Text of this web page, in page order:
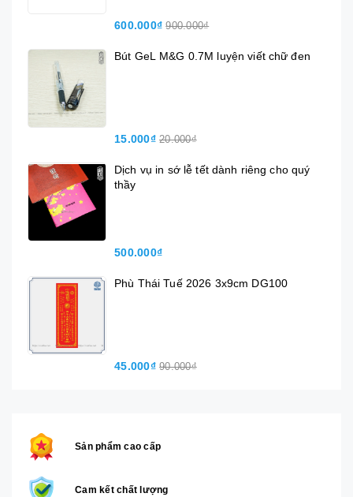
600.000₫ 900.000₫
Bút GeL M&G 0.7M luyện viết chữ đen
15.000₫ 20.000₫
Dịch vụ in sớ lễ tết dành riêng cho quý
thầy
500.000₫
Phù Thái Tuế 2026 3x9cm DG100
45.000₫ 90.000₫
Sản phẩm cao cấp
Cam kết chất lượng